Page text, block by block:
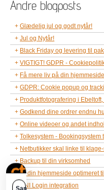
Andre blogposts
Glædelig jul og godt nytår!
Jul og Nytår!
Black Friday og levering til
VIGTIGT! GDPR -
Få mere liv på din hjemmeside
GDPR: Cookie popup og
Produktfotografering i
Godkend dine ordrer endnu
Online videoer og andet
Tolkesystem - Bookingsystem
Netbutikker skal linke til
Backup til din virksomhed
Er din hjemmeside optimeret
UNI Login integration